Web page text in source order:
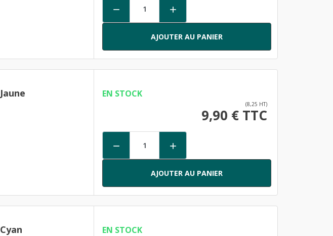
 
AJOUTER AU PANIER
EN STOCK
(8,25 HT)
9,90 € TTC
 
AJOUTER AU PANIER
EN STOCK